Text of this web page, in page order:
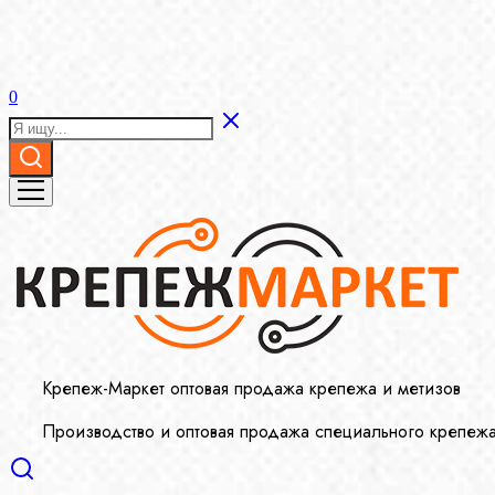
0
Крепеж-Маркет оптовая продажа крепежа и метизов
Производство и оптовая продажа специального